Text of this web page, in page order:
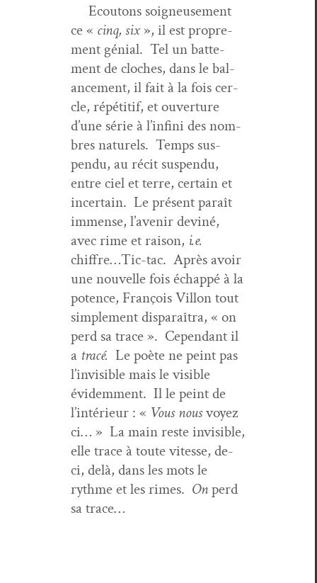
Ecou­tons soigneuse­ment
ce « cinq, six», il est pro­pre­
ment génial. Tel un bat­te­
ment de cloches, dans le bal­
ance­ment, il fait à la fois cer­
cle, répéti­tif, et ouver­ture
d’une série à l’infini des nom­
bres naturels. Temps sus­
pendu, au réc­it sus­pendu,
entre ciel et terre, cer­tain et
incer­tain. Le présent paraît
immense, l’avenir dev­iné,
avec rime et rai­son, i.e.
chiffre…Tic-tac. Après avoir
une nou­velle fois échap­pé à la
potence, François Vil­lon tout
sim­ple­ment dis­paraî­tra, « on
perd sa trace ». Cepen­dant il
a tracé. Le poète ne peint pas
l’invisible mais le vis­i­ble
évidem­ment. Il le peint de
l’intérieur : « Vous nousvoyez
ci… » La main reste invis­i­ble,
elle trace à toute vitesse, de-
ci, delà, dans les mots le
rythme et les rimes. Onperd
sa trace…